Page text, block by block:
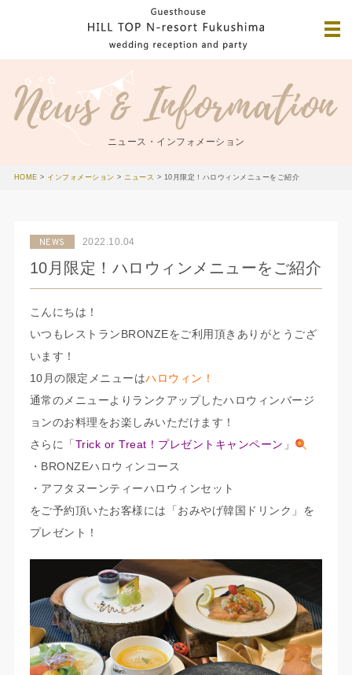
ニュース・インフォメーション
HOME > インフォメーション >ニュース > 10月限定！ハロウィンメニューをご紹介
NEWS 2022.10.04
10月限定！ハロウィンメニューをご紹介
こんにちは！
いつもレストランBRONZEをご利用頂きありがとうござ
います！
10月の限定メニューはハロウィン！
通常のメニューよりランクアップしたハロウィンバージ
ョンのお料理をお楽しみいただけます！
さらに「 Trick or Treat！プレゼントキャンペーン 」
・BRONZEハロウィンコース
・アフタヌーンティーハロウィンセット
をご予約頂いたお客様には「おみやげ韓国ドリンク」を
プレゼント！